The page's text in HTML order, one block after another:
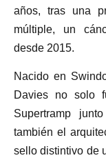
años, tras una
múltiple, un
desde 2015.
Nacido en
Davies no solo
Supertramp
también el
sello distintivo de